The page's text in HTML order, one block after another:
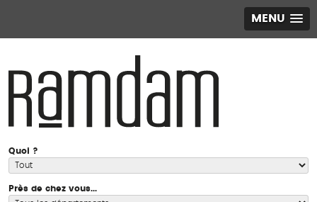
MENU
Quoi ?
Près de chez vous...